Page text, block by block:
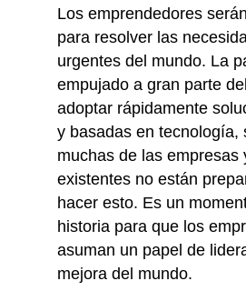
Los emprendedores
para resolver las
urgentes del mundo. La
empujado a gran parte
adoptar rápidamente
y basadas en tecnología,
muchas de las empresas
existentes no están
hacer esto. Es un
historia para que los
asuman un papel de
mejora del mundo.